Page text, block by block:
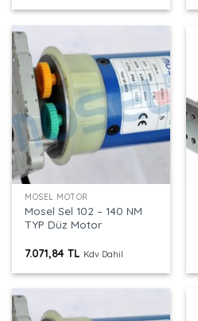
MOSEL MOTOR
Mosel Sel 102 – 140 NM
TYP Düz Motor
7.071,84TL Kdv Dahil